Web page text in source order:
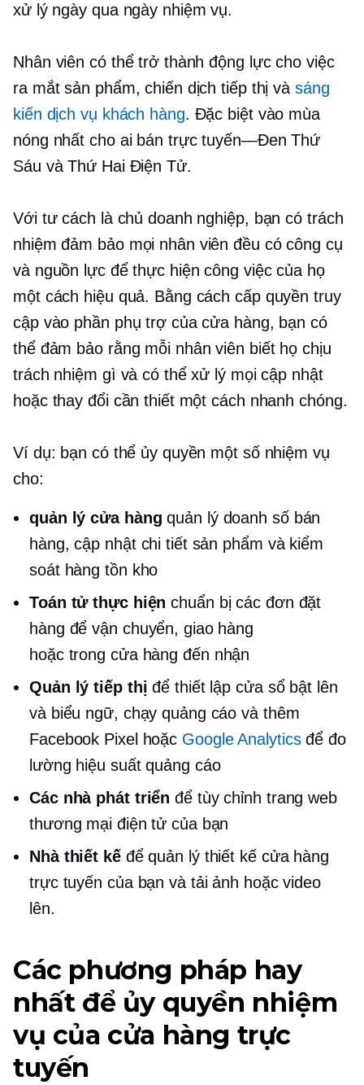
xử lý ngày qua ngày nhiệm vụ.
Nhân viên có thể trở thành động lực cho việc
ra mắt sản phẩm, chiến dịch tiếp thị và sáng
kiến ​​dịch vụ khách hàng. Đặc biệt vào mùa
nóng nhất cho ai bán trực tuyến—Đen Thứ
Sáu và Thứ Hai Điện Tử.
Với tư cách là chủ doanh nghiệp, bạn có trách
nhiệm đảm bảo mọi nhân viên đều có công cụ
và nguồn lực để thực hiện công việc của họ
một cách hiệu quả. Bằng cách cấp quyền truy
cập vào phần phụ trợ của cửa hàng, bạn có
thể đảm bảo rằng mỗi nhân viên biết họ chịu
trách nhiệm gì và có thể xử lý mọi cập nhật
hoặc thay đổi cần thiết một cách nhanh chóng.
Ví dụ: bạn có thể ủy quyền một số nhiệm vụ
cho:
quản lý cửa hàng quản lý doanh số bán
hàng, cập nhật chi tiết sản phẩm và kiểm
soát hàng tồn kho
Toán tử thực hiện chuẩn bị các đơn đặt
hàng để vận chuyển, giao hàng
hoặc trong cửa hàng đến nhận
Quản lý tiếp thị để thiết lập cửa sổ bật lên
và biểu ngữ, chạy quảng cáo và thêm
Facebook Pixel hoặc Google Analyticsđể đo
lường hiệu suất quảng cáo
Các nhà phát triển để tùy chỉnh trang web
thương mại điện tử của bạn
Nhà thiết kếđể quản lý thiết kế cửa hàng
trực tuyến của bạn và tải ảnh hoặc video
lên.
Các phương pháp hay
nhất để ủy quyền nhiệm
vụ của cửa hàng trực
tuyến